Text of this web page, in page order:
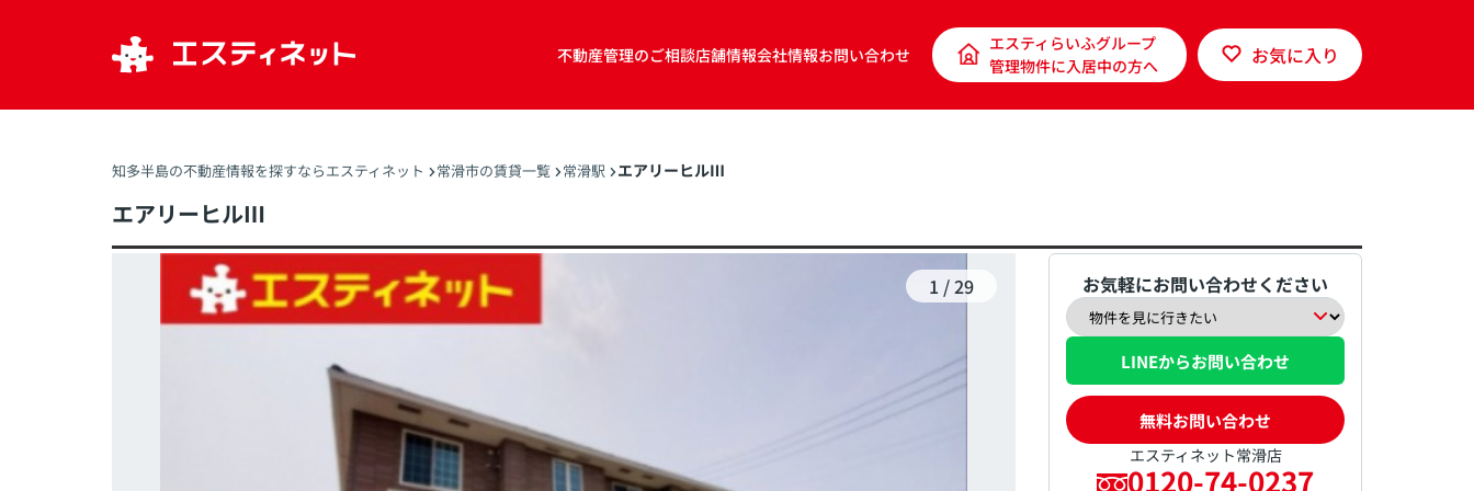
不動産管理のご相談店舗情報会社情報お問い合わせ
エスティらいふグループ
管理物件に入居中の方へ
お気に入り
知多半島の不動産情報を探すならエスティネット 常滑市の賃貸一覧 常滑駅 エアリーヒルⅢ
エアリーヒルⅢ
1 /29 お気軽にお問い合わせください
LINEからお問い合わせ
無料お問い合わせ
エスティネット常滑店
0120-74-0237